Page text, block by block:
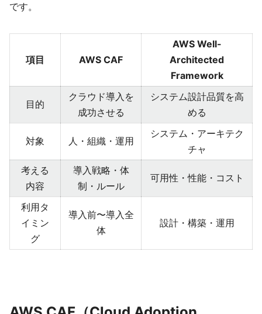
です。
項目 AWS CAF
AWS Well-
Architected
Framework
目的
クラウド導入を
成功させる
システム設計品質を高
める
対象 人・組織・運用
システム・アーキテク
チャ
考える
内容
導入戦略・体
制・ルール
可用性・性能・コスト
利用タ
イミン
グ
導入前〜導入全
体
設計・構築・運用